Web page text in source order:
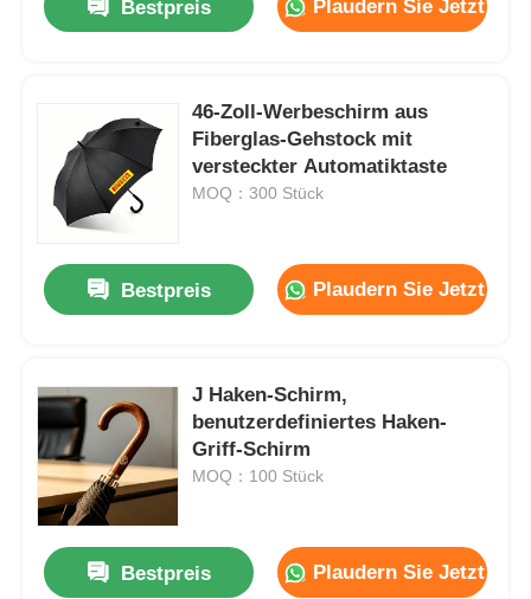
Bestpreis Plaudern Sie Jetzt
46-Zoll-Werbeschirm aus
Fiberglas-Gehstock mit
versteckter Automatiktaste
MOQ：300 Stück
Bestpreis Plaudern Sie Jetzt
J Haken-Schirm,
benutzerdefiniertes Haken-
Griff-Schirm
MOQ：100 Stück
Bestpreis Plaudern Sie Jetzt